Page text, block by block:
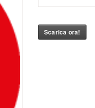
Scarica ora!